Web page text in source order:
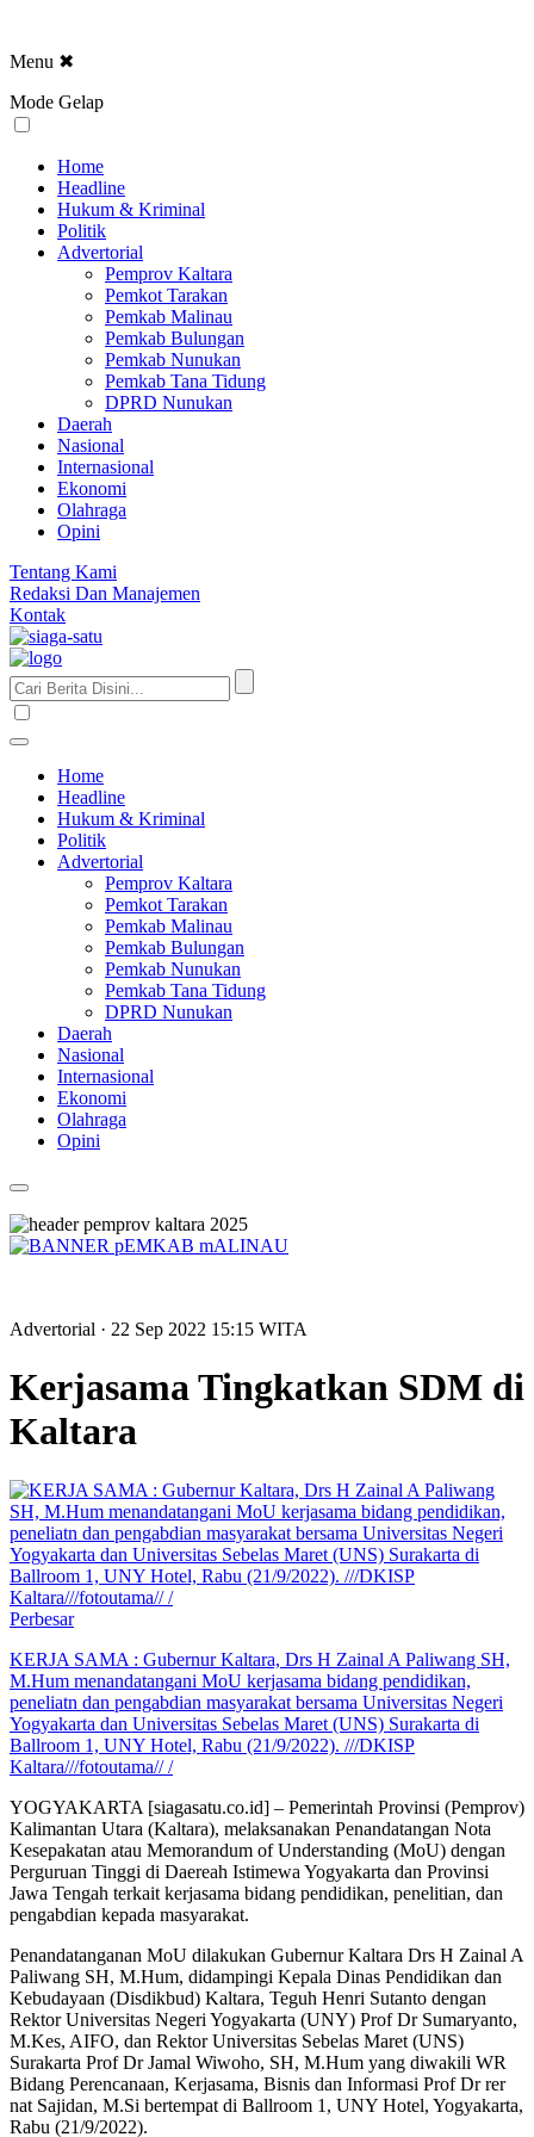
Menu ✖
Mode Gelap
Home
Headline
Hukum & Kriminal
Politik
Advertorial
Pemprov Kaltara
Pemkot Tarakan
Pemkab Malinau
Pemkab Bulungan
Pemkab Nunukan
Pemkab Tana Tidung
DPRD Nunukan
Daerah
Nasional
Internasional
Ekonomi
Olahraga
Opini
Tentang Kami
Redaksi Dan Manajemen
Kontak
Home
Headline
Hukum & Kriminal
Politik
Advertorial
Pemprov Kaltara
Pemkot Tarakan
Pemkab Malinau
Pemkab Bulungan
Pemkab Nunukan
Pemkab Tana Tidung
DPRD Nunukan
Daerah
Nasional
Internasional
Ekonomi
Olahraga
Opini
Advertorial · 22 Sep 2022 15:15 WITA
Kerjasama Tingkatkan SDM di
Kaltara
Perbesar
KERJA SAMA : Gubernur Kaltara, Drs H Zainal A Paliwang SH,
M.Hum menandatangani MoU kerjasama bidang pendidikan,
peneliatn dan pengabdian masyarakat bersama Universitas Negeri
Yogyakarta dan Universitas Sebelas Maret (UNS) Surakarta di
Ballroom 1, UNY Hotel, Rabu (21/9/2022). ///DKISP
Kaltara///fotoutama// /
YOGYAKARTA [siagasatu.co.id] – Pemerintah Provinsi (Pemprov)
Kalimantan Utara (Kaltara), melaksanakan Penandatangan Nota
Kesepakatan atau Memorandum of Understanding (MoU) dengan
Perguruan Tinggi di Daereah Istimewa Yogyakarta dan Provinsi
Jawa Tengah terkait kerjasama bidang pendidikan, penelitian, dan
pengabdian kepada masyarakat.
Penandatanganan MoU dilakukan Gubernur Kaltara Drs H Zainal A
Paliwang SH, M.Hum, didampingi Kepala Dinas Pendidikan dan
Kebudayaan (Disdikbud) Kaltara, Teguh Henri Sutanto dengan
Rektor Universitas Negeri Yogyakarta (UNY) Prof Dr Sumaryanto,
M.Kes, AIFO, dan Rektor Universitas Sebelas Maret (UNS)
Surakarta Prof Dr Jamal Wiwoho, SH, M.Hum yang diwakili WR
Bidang Perencanaan, Kerjasama, Bisnis dan Informasi Prof Dr rer
nat Sajidan, M.Si bertempat di Ballroom 1, UNY Hotel, Yogyakarta,
Rabu (21/9/2022).